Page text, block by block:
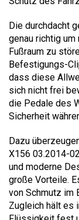
Die durchdacht
genau richtig um
Fußraum zu
Befestigungs-
dass diese
sich nicht frei
die Pedale des
Sicherheit
Dazu
X156 03.2014-
und moderne
große Vorteile.
von Schmutz im
Zugleich hält es